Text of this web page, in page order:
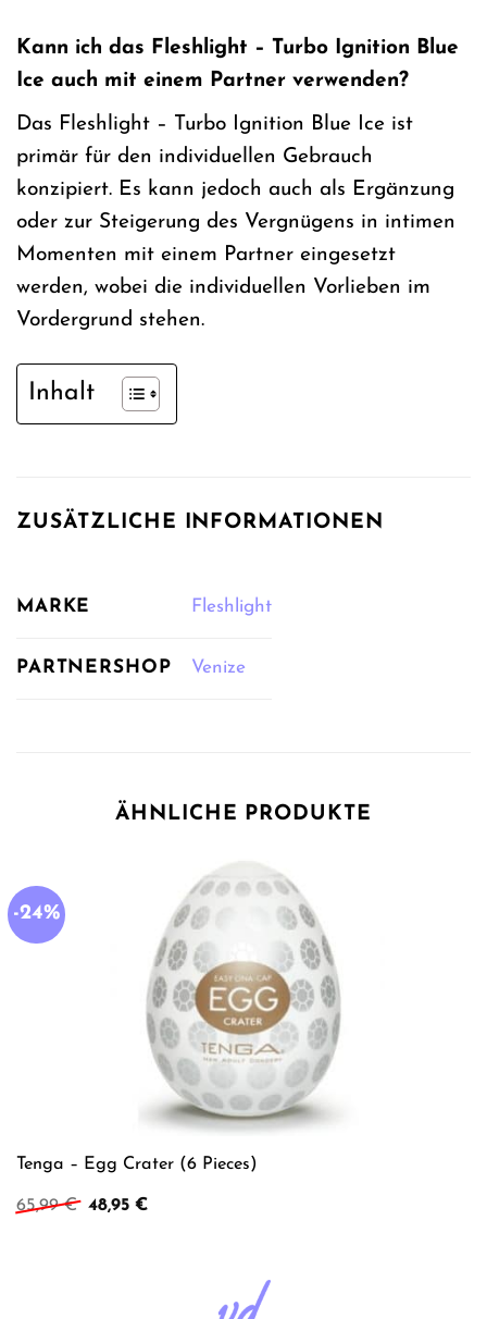
Kann ich das Fleshlight – Turbo Ignition Blue
Ice auch mit einem Partner verwenden?
Das Fleshlight – Turbo Ignition Blue Ice ist
primär für den individuellen Gebrauch
konzipiert. Es kann jedoch auch als Ergänzung
oder zur Steigerung des Vergnügens in intimen
Momenten mit einem Partner eingesetzt
werden, wobei die individuellen Vorlieben im
Vordergrund stehen.
Inhalt
ZUSÄTZLICHE INFORMATIONEN
MARKE Fleshlight
PARTNERSHOP Venize
ÄHNLICHE PRODUKTE
-24%
Tenga – Egg Crater (6 Pieces)
65,99€
Ursprünglicher
48,95 €Aktueller